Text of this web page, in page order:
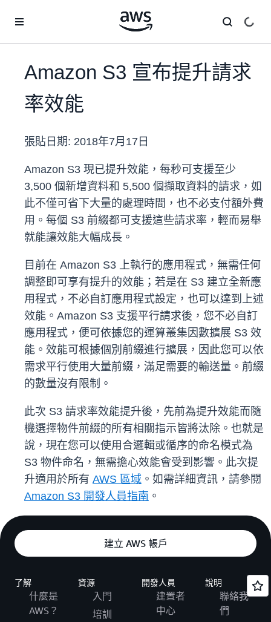
Amazon S3 宣布提升請求
率效能
張貼日期: 2018年7月17日
Amazon S3 現已提升效能，每秒可支援至少
3,500 個新增資料和 5,500 個擷取資料的請求，如
此不僅可省下大量的處理時間，也不必支付額外費
用。每個 S3 前綴都可支援這些請求率，輕而易舉
就能讓效能大幅成長。
目前在 Amazon S3 上執行的應用程式，無需任何
調整即可享有提升的效能；若是在 S3 建立全新應
用程式，不必自訂應用程式設定，也可以達到上述
效能。Amazon S3 支援平行請求後，您不必自訂
應用程式，便可依據您的運算叢集因數擴展 S3 效
能。效能可根據個別前綴進行擴展，因此您可以依
需求平行使用大量前綴，滿足需要的輸送量。前綴
的數量沒有限制。
此次 S3 請求率效能提升後，先前為提升效能而隨
機選擇物件前綴的所有相關指示皆將汰除。也就是
說，現在您可以使用合邏輯或循序的命名模式為
S3 物件命名，無需擔心效能會受到影響。此次提
升適用於所有 AWS 區域 。如需詳細資訊，請參閱
Amazon S3 開發人員指南 。
建立 AWS 帳戶
了解
什麼是
AWS？
資源
入門
培訓
開發人員
建置者
中心
說明
聯絡我
們